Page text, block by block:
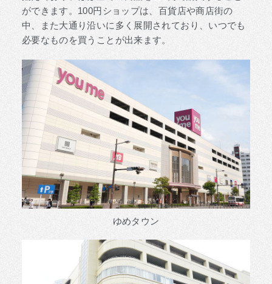
ができます。100円ショップは、百貨店や商店街の
中、また大通り沿いに多く展開されており、いつでも
必要なものを買うことが出来ます。
ゆめタウン